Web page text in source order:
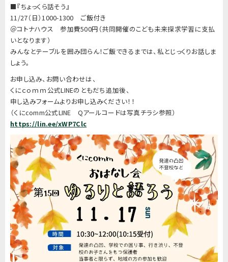
■『ちょっくら話そう』
11/27（日）1000-1300 ご飯付き
＠コトナハウス 参加費500円（共同開催のこども未来探求学習に支払
いとなります）
みんなとテーブルを囲み団らん！ご飯できるまでは、私とじっくりお話しま
しょう。
お申し込み、お問い合わせは、
くにｃｏｍｍ公式LINEのともだち追加後、
申し込みフォームよりお申し込みください！！
（くにcomm公式LINE Qアールコードは写真チラシ参照）
https://lin.ee/xWP7Clc